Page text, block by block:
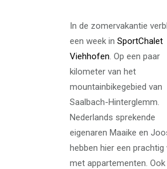
In de zomervakantie
een week in SportChalet
Viehhofen. Op een paar
kilometer van het
mountainbikegebied van
Saalbach-Hinterglemm.
Nederlands sprekende
eigenaren Maaike en
hebben hier een prachtig
met appartementen. Ook